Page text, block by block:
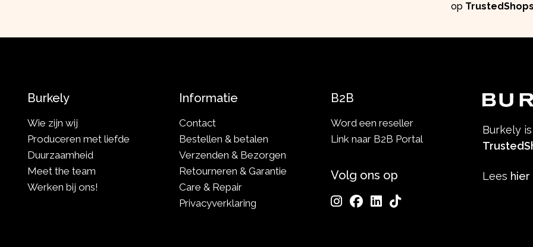
op TrustedShops
Burkely
Lees hier
Burkely
Wie zijn wij
Produceren met liefde
Duurzaamheid
Meet the team
Werken bij ons!
Informatie
Contact
Bestellen & betalen
Verzenden & Bezorgen
Retourneren & Garantie
Care & Repair
Privacyverklaring
B2B
Word een reseller
Link naar B2B Portal
Volg ons op